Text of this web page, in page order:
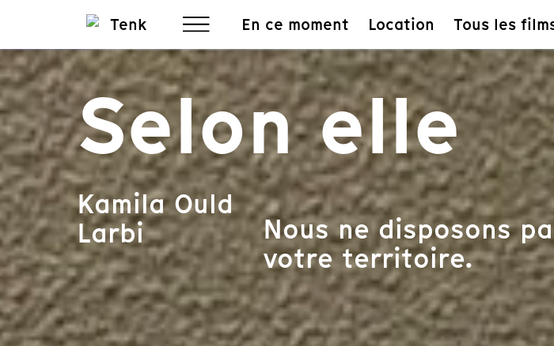
En ce moment Location Tous les
Selon elle
Kamila Ould
Larbi Nous ne disposons
votre territoire.